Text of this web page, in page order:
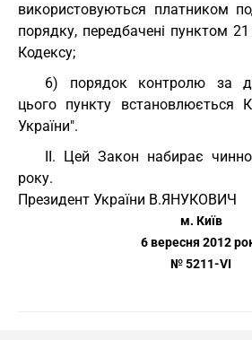
використовуються платником
порядку, передбачені пунктом
Кодексу;
6) порядок контролю за
цього пункту встановлюється
України".
II. Цей Закон набирає
року.
Президент України В.ЯНУКОВИЧ
м. Київ
6 вересня 2012
№ 5211-VI